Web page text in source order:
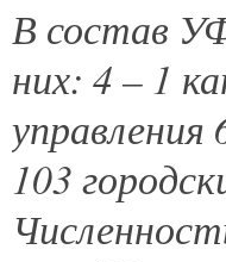
В состав
них: 4 – 1
103